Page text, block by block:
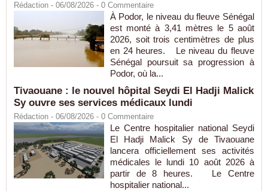
Rédaction - 06/08/2026 - 0 Commentaire
À Podor, le niveau du fleuve Sénégal
est monté à 3,41 mètres le 5 août
2026, soit trois centimètres de plus
en 24 heures. Le niveau du fleuve
Sénégal poursuit sa progression à
Podor, où la...
Tivaouane : le nouvel hôpital Seydi El Hadji Malick
Sy ouvre ses services médicaux lundi
Rédaction - 06/08/2026 - 0 Commentaire
Le Centre hospitalier national Seydi
El Hadji Malick Sy de Tivaouane
lancera officiellement ses activités
médicales le lundi 10 août 2026 à
partir de 8 heures. Le Centre
hospitalier national...